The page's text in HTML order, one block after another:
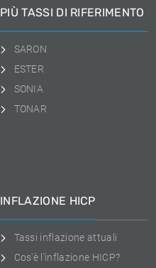
PIÙ TASSI DI RIFERIMENTO
SARON
ESTER
SONIA
TONAR
INFLAZIONE HICP
Tassi inflazione attuali
Cos'è l'inflazione HICP?